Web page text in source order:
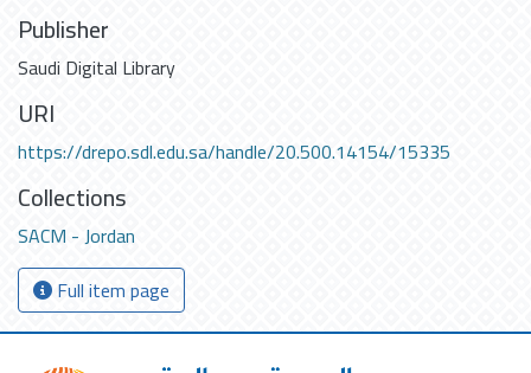
Publisher
Saudi Digital Library
URI
https://drepo.sdl.edu.sa/handle/20.500.14154/15335
Collections
SACM - Jordan
Full item page